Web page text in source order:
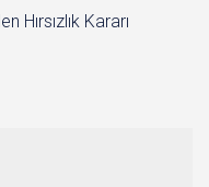
Hırsızlık Kararı